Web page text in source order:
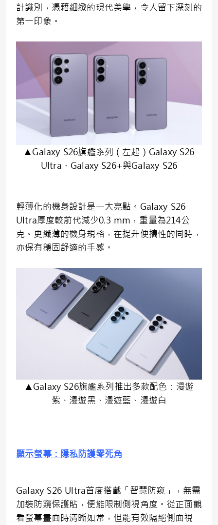
計識別，憑藉細緻的現代美學，令人留下深刻的
第一印象。
▲Galaxy S26旗艦系列（左起）Galaxy S26
Ultra、Galaxy S26+與Galaxy S26
輕薄化的機身設計是一大亮點。Galaxy S26
Ultra厚度較前代減少0.3 mm，重量為214公
克。更纖薄的機身規格，在提升便攜性的同時，
亦保有穩固舒適的手感。
▲Galaxy S26旗艦系列推出多款配色：漫遊
紫、漫遊黑、漫遊藍、漫遊白
顯示螢幕：隱私防護零死角
Galaxy S26 Ultra首度搭載「智慧防窺」，無需
加裝防窺保護貼，便能限制側視角度。從正面觀
看螢幕畫面時清晰如常，但能有效隔絕側面視